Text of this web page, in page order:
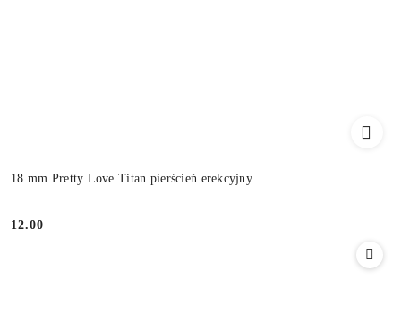
18 mm Pretty Love Titan pierścień erekcyjny
Cena:
12.00